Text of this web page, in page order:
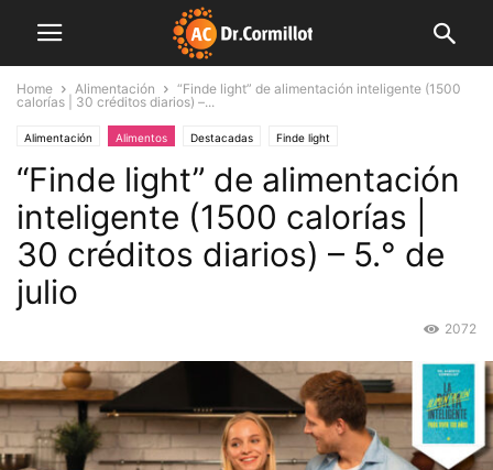
Home Alimentación
“Finde light” de alimentación inteligente (1500
calorías | 30 créditos diarios) –...
Alimentación Alimentos Destacadas Finde light
“Finde light” de alimentación
inteligente (1500 calorías |
30 créditos diarios) – 5.° de
julio
2072